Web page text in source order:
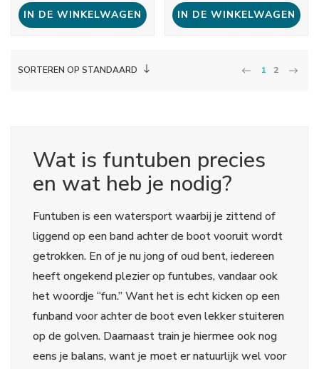
IN DE WINKELWAGEN IN DE WINKELWAGEN
SORTEREN OP STANDAARD 1 2
Wat is funtuben precies
en wat heb je nodig?
Funtuben is een watersport waarbij je zittend of
liggend op een band achter de boot vooruit wordt
getrokken. En of je nu jong of oud bent, iedereen
heeft ongekend plezier op funtubes, vandaar ook
het woordje “fun.” Want het is echt kicken op een
funband voor achter de boot even lekker stuiteren
op de golven. Daarnaast train je hiermee ook nog
eens je balans, want je moet er natuurlijk wel voor